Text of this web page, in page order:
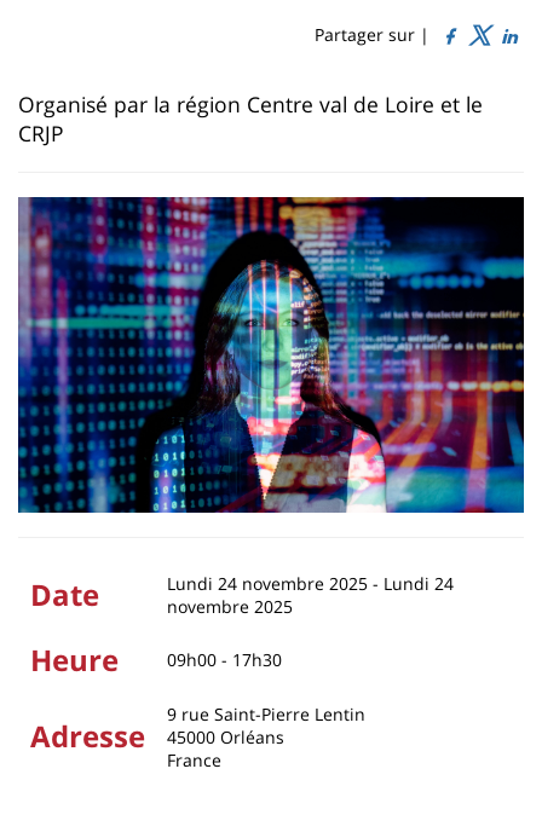
Partager sur |
Contenu
de
page
principale
Organisé par la région Centre val de Loire et le
CRJP
Date Lundi 24 novembre 2025 - Lundi 24
novembre 2025
Heure 09h00 - 17h30
Adresse
9 rue Saint-Pierre Lentin
45000 Orléans
France